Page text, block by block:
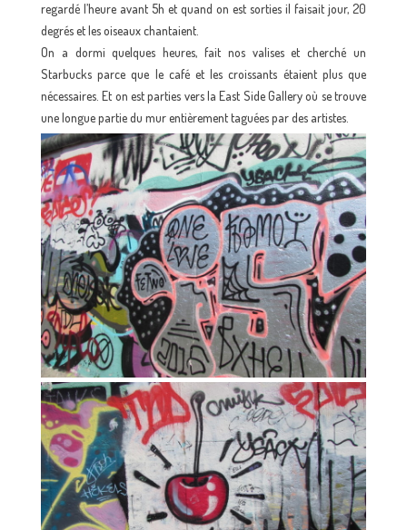
regardé l’heure avant 5h et quand on est sorties il faisait jour, 20
degrés et les oiseaux chantaient.
On a dormi quelques heures, fait nos valises et cherché un
Starbucks parce que le café et les croissants étaient plus que
nécessaires. Et on est parties vers la East Side Gallery où se trouve
une longue partie du mur entièrement taguées par des artistes.